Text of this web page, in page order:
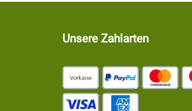
Unsere Zahlarten